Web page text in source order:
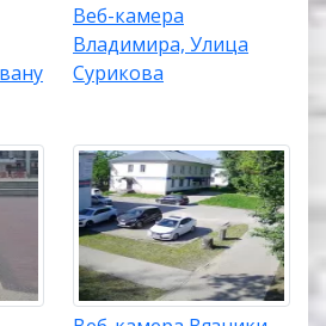
Веб-камера
Владимира, Улица
Сурикова